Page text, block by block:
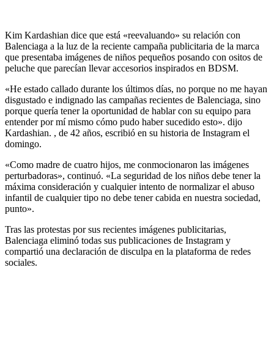
Kim Kardashian dice que está «reevaluando» su relación con
Balenciaga a la luz de la reciente campaña publicitaria de la marca
que presentaba imágenes de niños pequeños posando con ositos de
peluche que parecían llevar accesorios inspirados en BDSM.
«He estado callado durante los últimos días, no porque no me hayan
disgustado e indignado las campañas recientes de Balenciaga, sino
porque quería tener la oportunidad de hablar con su equipo para
entender por mí mismo cómo pudo haber sucedido esto». dijo
Kardashian. , de 42 años, escribió en su historia de Instagram el
domingo.
«Como madre de cuatro hijos, me conmocionaron las imágenes
perturbadoras», continuó. «La seguridad de los niños debe tener la
máxima consideración y cualquier intento de normalizar el abuso
infantil de cualquier tipo no debe tener cabida en nuestra sociedad,
punto».
Tras las protestas por sus recientes imágenes publicitarias,
Balenciaga eliminó todas sus publicaciones de Instagram y
compartió una declaración de disculpa en la plataforma de redes
sociales.